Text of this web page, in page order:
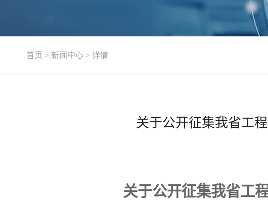
首页 > 新闻中心 > 详情
关于公开征集我省工
关于公开征集我省工